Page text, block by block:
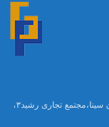
تهران ،خیابان امام خمینی،روبروی بیمارستان سینا،مجتمع تجاری رشید۳،